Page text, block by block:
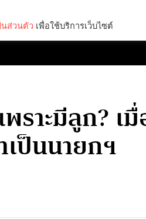
าะมีลูก? เ
ป็นนายกฯ
ส่วนตัว เพื่อใช้บริการเว็บไซต์